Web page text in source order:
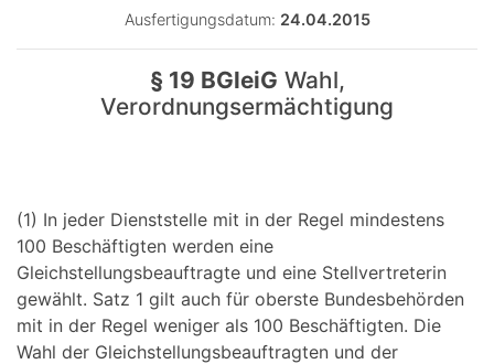
Ausfertigungsdatum: 24.04.2015
§ 19 BGleiG Wahl,
Verordnungsermächtigung
(1) In jeder Dienststelle mit in der Regel mindestens
100 Beschäftigten werden eine
Gleichstellungsbeauftragte und eine Stellvertreterin
gewählt. Satz 1 gilt auch für oberste Bundesbehörden
mit in der Regel weniger als 100 Beschäftigten. Die
Wahl der Gleichstellungsbeauftragten und der